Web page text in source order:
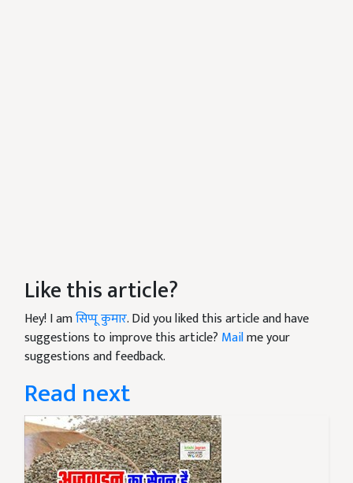
Like this article?
Hey! I amसिप्पू कुमार. Did you liked this article and have
suggestions to improve this article? Mailme your
suggestions and feedback.
Read next